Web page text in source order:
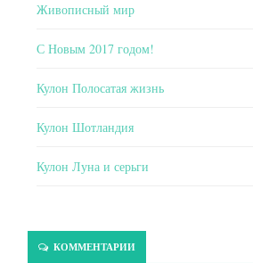
Живописный мир
С Новым 2017 годом!
Кулон Полосатая жизнь
Кулон Шотландия
Кулон Луна и серьги
КОММЕНТАРИИ